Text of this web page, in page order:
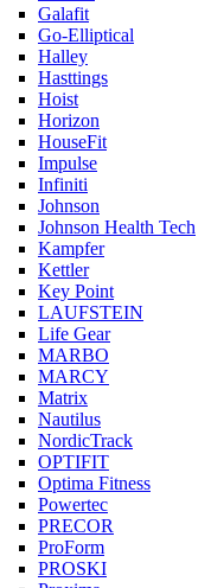
Galafit
Go-Elliptical
Halley
Hasttings
Hoist
Horizon
HouseFit
Impulse
Infiniti
Johnson
Johnson Health Tech
Kampfer
Kettler
Key Point
LAUFSTEIN
Life Gear
MARBO
MARCY
Matrix
Nautilus
NordicTrack
OPTIFIT
Optima Fitness
Powertec
PRECOR
ProForm
PROSKI